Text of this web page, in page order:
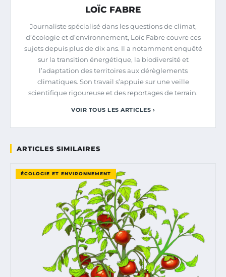
LOÏC FABRE
Journaliste spécialisé dans les questions de climat,
d’écologie et d’environnement, Loïc Fabre couvre ces
sujets depuis plus de dix ans. Il a notamment enquêté
sur la transition énergétique, la biodiversité et
l’adaptation des territoires aux dérèglements
climatiques. Son travail s’appuie sur une veille
scientifique rigoureuse et des reportages de terrain.
VOIR TOUS LES ARTICLES ›
ARTICLES SIMILAIRES
ÉCOLOGIE ET ENVIRONNEMENT